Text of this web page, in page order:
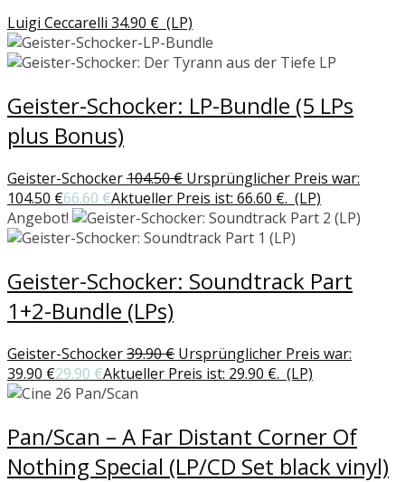
Luigi Ceccarelli 34.90 € (LP)
Geister-Schocker: LP-Bundle (5 LPs
plus Bonus)
Geister-Schocker104.50€ Ursprünglicher Preis war:
104.50 €66.60 €Aktueller Preis ist: 66.60 €. (LP)
Angebot!
Geister-Schocker: Soundtrack Part
1+2-Bundle (LPs)
Geister-Schocker39.90€ Ursprünglicher Preis war:
39.90 €29.90 €Aktueller Preis ist: 29.90 €. (LP)
Pan/Scan – A Far Distant Corner Of
Nothing Special (LP/CD Set black vinyl)